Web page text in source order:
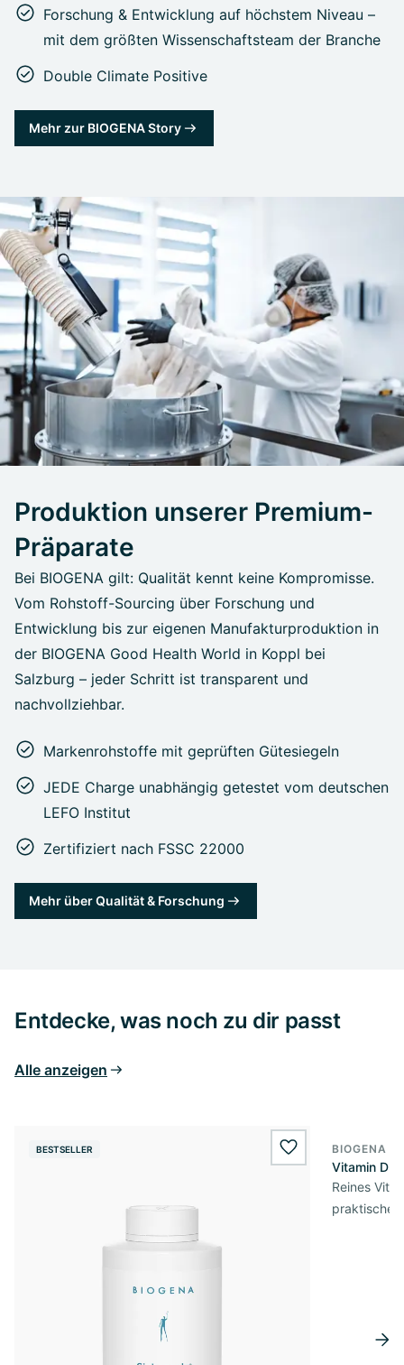
Forschung & Entwicklung auf höchstem Niveau –
mit dem größten Wissenschaftsteam der Branche
Double Climate Positive
Mehr zur BIOGENA Story
Produktion unserer Premium-
Präparate
Bei BIOGENA gilt: Qualität kennt keine Kompromisse.
Vom Rohstoff-Sourcing über Forschung und
Entwicklung bis zur eigenen Manufakturproduktion in
der BIOGENA Good Health World in Koppl bei
Salzburg – jeder Schritt ist transparent und
nachvollziehbar.
Markenrohstoffe mit geprüften Gütesiegeln
JEDE Charge unabhängig getestet vom deutschen
LEFO Institut
Zertifiziert nach FSSC 22000
Mehr über Qualität & Forschung
Entdecke, was noch zu dir passt
Alle anzeigen
BESTSELLER wishlist.add
BIOGENA
Vitamin D3
Reines
praktischer